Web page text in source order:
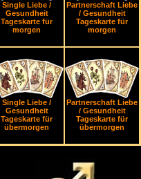
Single Liebe /
Gesundheit
Tageskarte für
morgen
Partnerschaft Liebe
/ Gesundheit
Tageskarte für
morgen
Single Liebe /
Gesundheit
Tageskarte für
übermorgen
Partnerschaft Liebe
/ Gesundheit
Tageskarte für
übermorgen